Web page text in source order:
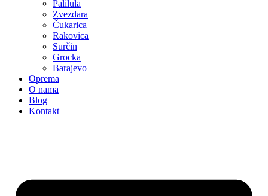
Palilula
Zvezdara
Čukarica
Rakovica
Surčin
Grocka
Barajevo
Oprema
O nama
Blog
Kontakt